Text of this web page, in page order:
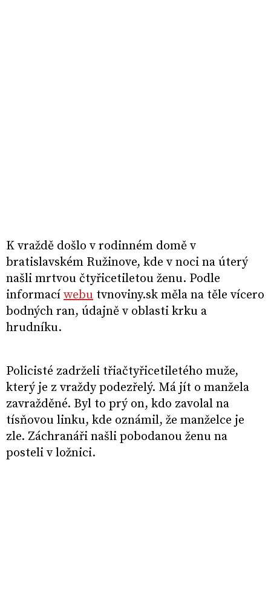
K vraždě došlo v rodinném domě v
bratislavském Ružinove, kde v noci na úterý
našli mrtvou čtyřicetiletou ženu. Podle
informací webu tvnoviny.sk měla na těle vícero
bodných ran, údajně v oblasti krku a
hrudníku.
Policisté zadrželi třiačtyřicetiletého muže,
který je z vraždy podezřelý. Má jít o manžela
zavražděné. Byl to prý on, kdo zavolal na
tísňovou linku, kde oznámil, že manželce je
zle. Záchranáři našli pobodanou ženu na
posteli v ložnici.